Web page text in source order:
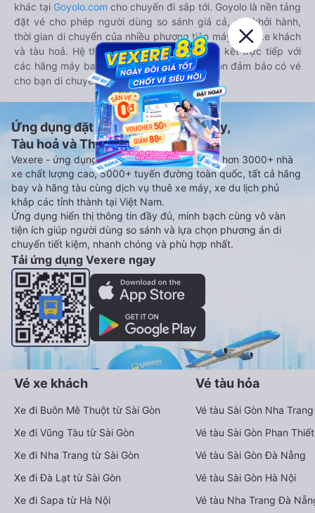
khác tại Goyolo.com cho chuyến đi sắp tới. Goyolo là nền tảng
đặt vé cho phép người dùng so sánh giá cả, giờ khởi hành,
thời gian di chuyển của nhiều phương tiện máy bay, xe khách
và tàu hoả. Hệ thống của Goyolo được liên kết trực tiếp với
các hãng máy bay, xe khách và tàu hoả, luôn đảm bảo có vé
cho bạn di chuyển.
Ứng dụng đặt vé Xe khách, Máy bay,
Tàu hoả và Thuê xe
Vexere - ứng dụng đặt vé đa phương tiện với hơn 3000+ nhà
xe chất lượng cao, 5000+ tuyến đường toàn quốc, tất cả hãng
bay và hãng tàu cùng dịch vụ thuê xe máy, xe du lịch phủ
khắp các tỉnh thành tại Việt Nam.
Ứng dụng hiển thị thông tin đầy đủ, minh bạch cùng vô vàn
tiện ích giúp người dùng so sánh và lựa chọn phương án di
chuyển tiết kiệm, nhanh chóng và phù hợp nhất.
Tải ứng dụng Vexere ngay
Vé xe khách
Xe đi Buôn Mê Thuột từ Sài Gòn
Xe đi Vũng Tàu từ Sài Gòn
Xe đi Nha Trang từ Sài Gòn
Xe đi Đà Lạt từ Sài Gòn
Xe đi Sapa từ Hà Nội
Vé tàu hỏa
Vé tàu Sài Gòn Nha Trang
Vé tàu Sài Gòn Phan Thiết
Vé tàu Sài Gòn Đà Nẵng
Vé tàu Sài Gòn Hà Nội
Vé tàu Nha Trang Đà